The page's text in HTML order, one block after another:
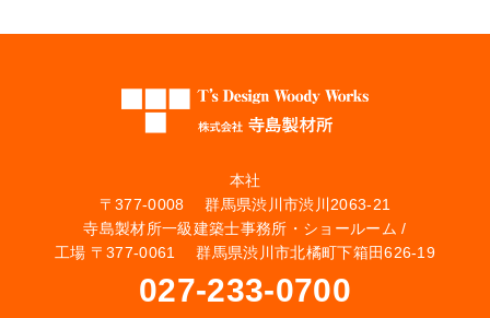
本社
〒377-0008 群馬県渋川市渋川2063-21
寺島製材所一級建築士事務所・ショールーム /
工場 〒377-0061 群馬県渋川市北橘町下箱田626-19
027-233-0700